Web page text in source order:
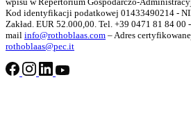
Kod identyfikacji podatkowej 01433490214 -
Zakład. EUR 52.000,00. Tel. +39 0471 81 84 00
mail info@rothoblaas.com – Adres
rothoblaas@pec.it